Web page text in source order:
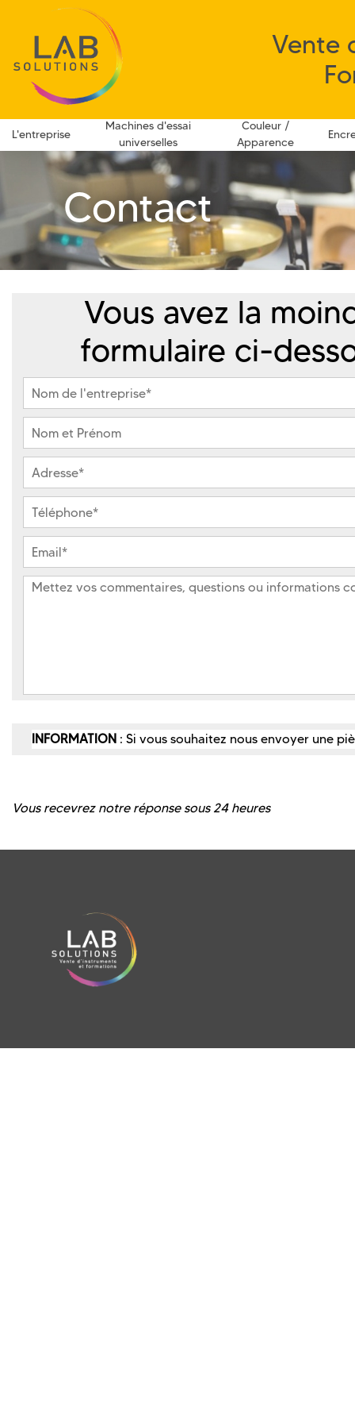
Vente
L'entreprise
Machines d'essai
universelles
Couleur /
Apparence
Contact
Vous avez la
formulaire ci-
INFORMATION: Si vous souhaitez nous envoyer une
Vous recevrez notre réponse sous 24 heures